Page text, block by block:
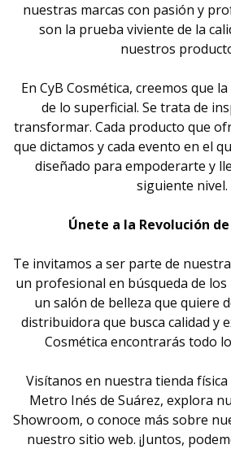
nuestras marcas con pasión y
son la prueba viviente de la
nuestros
En CyB Cosmética, creemos que
de lo superficial. Se trata de
transformar. Cada producto que
que dictamos y cada evento en el
diseñado para empoderarte y
siguiente nivel.
Únete a la Revolución
Te invitamos a ser parte de
un profesional en búsqueda de
un salón de belleza que quiere
distribuidora que busca calidad y
Cosmética encontrarás todo
Visítanos en nuestra tienda física
Metro Inés de Suárez, explora
Showroom, o conoce más sobre
nuestro sitio web. ¡Juntos,